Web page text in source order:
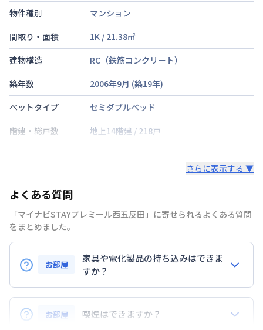
物件種別
マンション
間取り・面積
1K / 21.38㎡
建物構造
RC（鉄筋コンクリート）
築年数
2006年9月 (築19年)
ベットタイプ
セミダブルベッド
階建・総戸数
地上14階建 / 218戸
禁煙・喫煙
定員
2名
次回更新日
情報更新日より14日以内
さらに表示する ▼
よくある質問
「マイナビSTAYプレミール西五反田」に寄せられるよくある質問
をまとめました。
お部屋
家具や電化製品の持ち込みはできま
すか？
お持ち込みいただけます。
ただし、標準設備として部屋に備え付けの家具・家電
以外の扱いについては当社では責任を負いかねます。
お部屋 喫煙はできますか？